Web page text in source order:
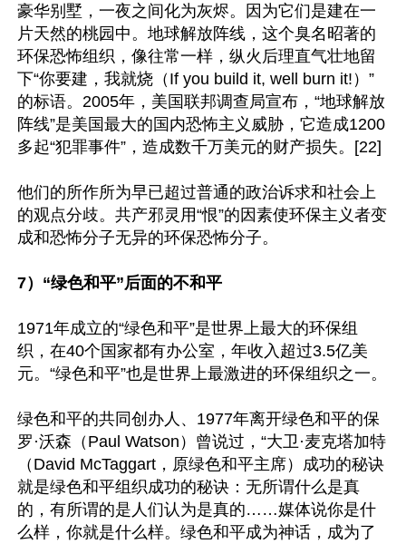
豪华别墅，一夜之间化为灰烬。因为它们是建在一
片天然的桃园中。地球解放阵线，这个臭名昭著的
环保恐怖组织，像往常一样，纵火后理直气壮地留
下“你要建，我就烧（If you build it, well burn it!）”
的标语。2005年，美国联邦调查局宣布，“地球解放
阵线”是美国最大的国内恐怖主义威胁，它造成1200
多起“犯罪事件”，造成数千万美元的财产损失。[22]
他们的所作所为早已超过普通的政治诉求和社会上
的观点分歧。共产邪灵用“恨”的因素使环保主义者变
成和恐怖分子无异的环保恐怖分子。
7）“绿色和平”后面的不和平
1971年成立的“绿色和平”是世界上最大的环保组
织，在40个国家都有办公室，年收入超过3.5亿美
元。“绿色和平”也是世界上最激进的环保组织之一。
绿色和平的共同创办人、1977年离开绿色和平的保
罗·沃森（Paul Watson）曾说过，“大卫·麦克塔加特
（David McTaggart，原绿色和平主席）成功的秘诀
就是绿色和平组织成功的秘诀：无所谓什么是真
的，有所谓的是人们认为是真的……媒体说你是什
么样，你就是什么样。绿色和平成为神话，成为了